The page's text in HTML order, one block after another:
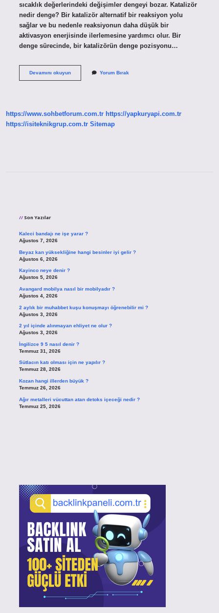
sıcaklık değerlerindeki değişimler dengeyi bozar. Katalizör
nedir denge? Bir katalizör alternatif bir reaksiyon yolu
sağlar ve bu nedenle reaksiyonun daha düşük bir
aktivasyon enerjisinde ilerlemesine yardımcı olur. Bir
denge sürecinde, bir katalizörün denge pozisyonu…
Devamını okuyunKatalizör
Yorum Bırak
https://www.sohbetforum.com.tr https://yapkuryapi.com.tr
https://isiteknikgrup.com.tr Sitemap
Son Yazılar
Kaleci bandajı ne işe yarar ?
Ağustos 7, 2026
Beyaz kan yüksekliğine hangi besinler iyi gelir ?
Ağustos 6, 2026
Kayinco neye denir ?
Ağustos 5, 2026
Avangard mobilya nasıl bir mobilyadır ?
Ağustos 4, 2026
2 aylık bir muhabbet kuşu konuşmayı öğrenebilir mi ?
Ağustos 3, 2026
2 yıl içinde alınmayan ehliyet ne olur ?
Ağustos 3, 2026
İngilizce 9 5 nasıl denir ?
Temmuz 31, 2026
Sütlacın katı olması için ne yapılır ?
Temmuz 28, 2026
Kozan hangi illerden büyük ?
Temmuz 26, 2026
Ağır metalleri vücuttan atan detoks içeceği nedir ?
Temmuz 25, 2026